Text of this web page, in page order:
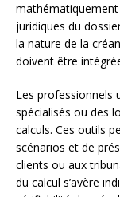
juridiques du
la nature de la
doivent être
Les professionnels
spécialisés ou des
calculs. Ces outils
scénarios et de
clients ou aux
du calcul s’avère